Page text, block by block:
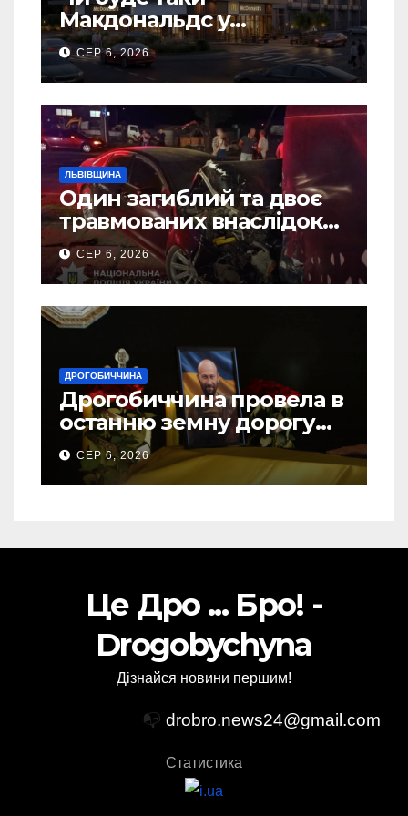
Макдональдс у
Дрогобичі? (Фото)
СЕР 6, 2026
ЛЬВІВЩИНА
Один загиблий та двоє
травмованих внаслідок
ДТП на Самбірщині
СЕР 6, 2026
ДРОГОБИЧЧИНА
Дрогобиччина провела в
останню земну дорогу
свого Захисника – Олега
Торського
СЕР 6, 2026
Це Дро ... Бро! -
Drogobychyna
Дізнайся новини першим!
📭 drobro.news24@gmail.com
Статистика